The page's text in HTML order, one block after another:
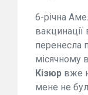
6-річна
перенесла
місячному
Кізюр вже
мене не